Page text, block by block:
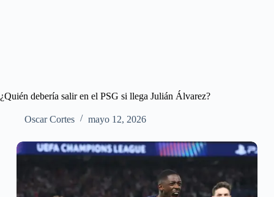
¿Quién debería salir en el PSG si llega Julián Álvarez?
Oscar Cortes mayo 12, 2026